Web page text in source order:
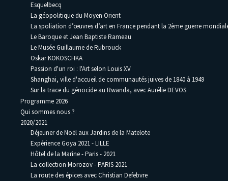
Esquelbecq
La géopolitique du Moyen Orient
La spoliation d’œuvres d’art en France pendant la 2ème guerre
Le Baroque et Jean Baptiste Rameau
Le Musée Guillaume de Rubrouck
Oskar KOKOSCHKA
Passion d'un roi : l'Art selon Louis XV
Shanghai, ville d'accueil de communautés juives de 1840 à 1949
Sur la trace du génocide au Rwanda, avec Aurélie DEVOS
Programme 2026
Qui sommes nous ?
2020/2021
Déjeuner de Noël aux Jardins de la Matelote
Expérience Goya 2021 - LILLE
Hôtel de la Marine - Paris - 2021
La collection Morozov - PARIS 2021
La route des épices avec Christian Defebvre